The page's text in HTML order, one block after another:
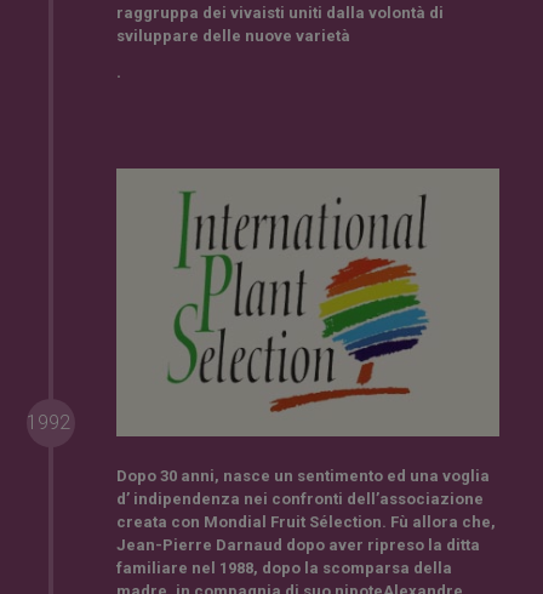
raggruppa deivivaisti uniti dalla volontà di
sviluppare delle nuove varietà
.
1992
Dopo 30 anni, nasce un sentimento ed una voglia
d’ indipendenza nei confronti dell’associazione
creata con Mondial Fruit Sélection. Fù allora che,
Jean-Pierre Darnaud dopo aver ripreso la ditta
familiare nel 1988, dopo la scomparsa della